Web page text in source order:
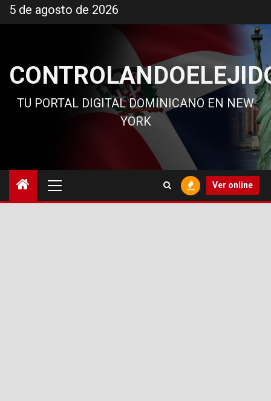
al
5 de agosto de 2026
TU PORTAL DIGITAL DOMINICANO EN NEW
YORK
principal
Ver online